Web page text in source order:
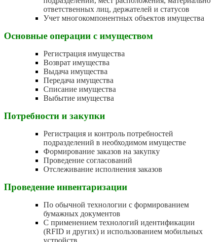
ответственных лиц, держателей и статусов
Учет многокомпонентных объектов имущества
Основные операции с имуществом
Регистрация имущества
Возврат имущества
Выдача имущества
Передача имущества
Списание имущества
Выбытие имущества
Потребности и закупки
Регистрация и контроль потребностей
подразделений в необходимом имуществе
Формирование заказов на закупку
Проведение согласований
Отслеживание исполнения заказов
Проведение инвентаризации
По обычной технологии с формированием
бумажных документов
С применением технологий идентификации
(RFID и других) и использованием мобильных
устройств